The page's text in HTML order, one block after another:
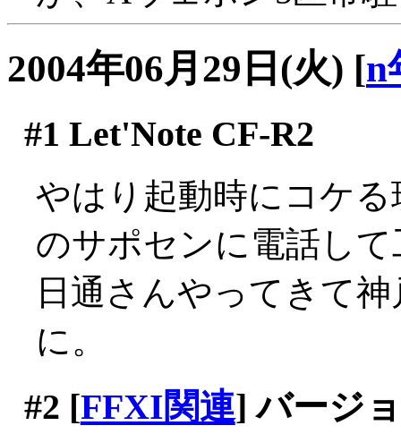
2004年06月29日(火) [n
#1 Let'Note CF-R2
やはり起動時にコケる
のサポセンに電話し
日通さんやってきて
に。
#2 [FFXI関連] バージ